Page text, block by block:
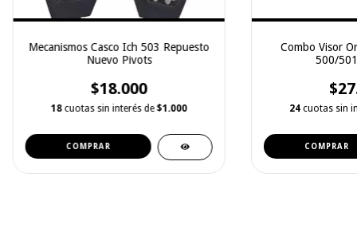
Mecanismos Casco Ich 503 Repuesto
Nuevo Pivots
$18.000
18cuotas sin interés de$1.000
COMPRAR
Combo Visor
500/
24cuotas sin
COMPRAR